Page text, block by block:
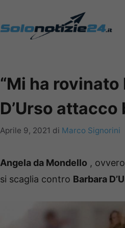
“Mi ha rovinato
D’Urso
Aprile 9, 2021 di Marco Signorini
Angela da Mondello ,
si scaglia contro Barbara